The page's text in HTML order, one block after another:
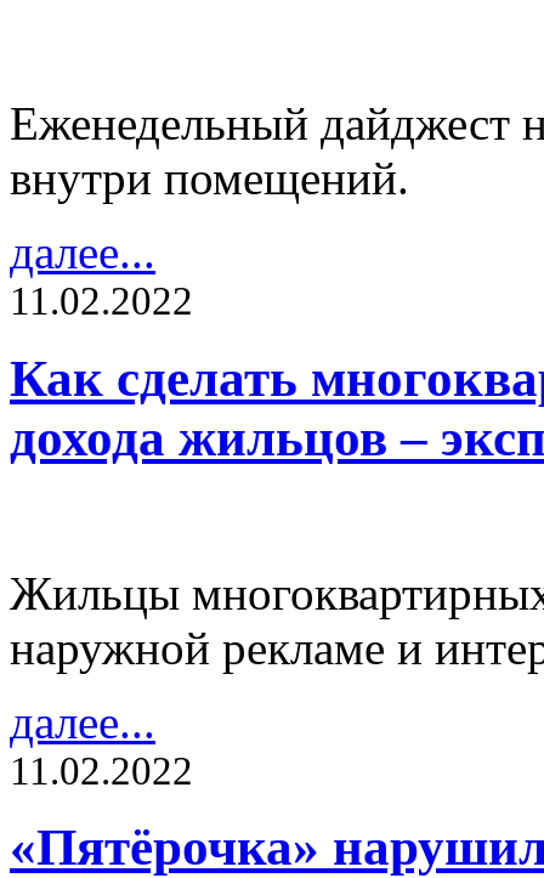
Еженедельный дайджест
внутри помещений.
далее...
11.02.2022
Как сделать
дохода жильцов –
Жильцы
наружной рекламе и
далее...
11.02.2022
«Пятёрочка»